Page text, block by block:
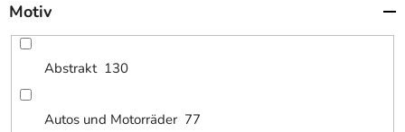
Motiv
Abstrakt 130
Autos und Motorräder 77